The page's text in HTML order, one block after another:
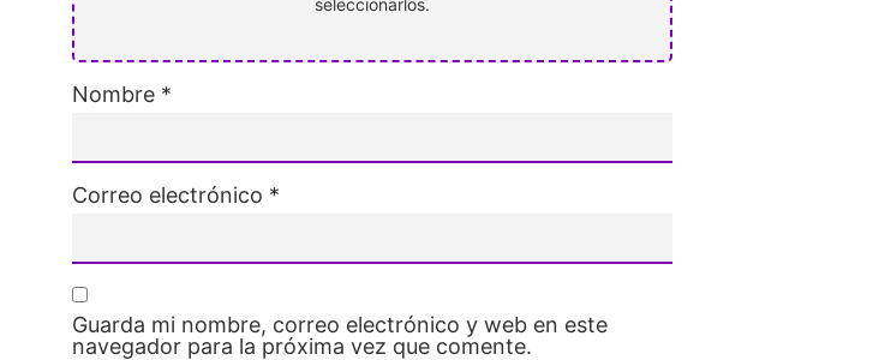
Nombre *
Correo electrónico *
Guarda mi nombre, correo electrónico y web en este
navegador para la próxima vez que comente.